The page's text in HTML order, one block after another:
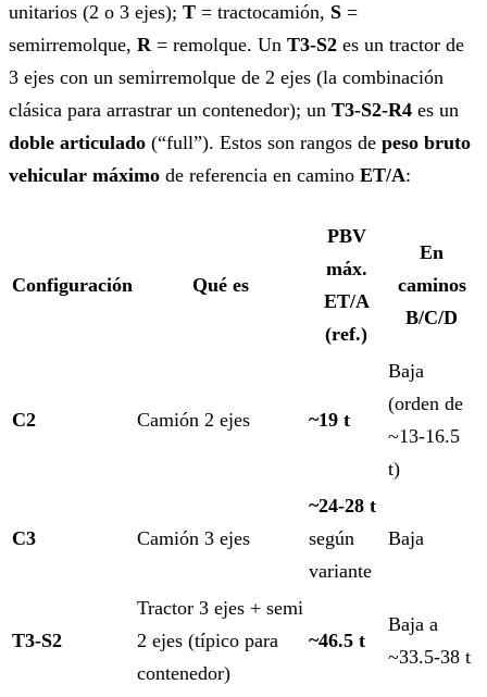
unitarios (2 o 3 ejes); T = tractocamión, S =
semirremolque, R= remolque. Un T3-S2 es un tractor de
3 ejes con un semirremolque de 2 ejes (la combinación
clásica para arrastrar un contenedor); un T3-S2-R4 es un
doble articulado (“full”). Estos son rangos de peso bruto
vehicular máximo de referencia en camino ET/A:
Configuración Qué es
PBV
máx.
ET/A
(ref.)
En
caminos
B/C/D
C2 Camión 2 ejes ~19 t
Baja
(orden de
~13-16.5
t)
C3 Camión 3 ejes
~24-28 t
según
variante
Baja
T3-S2
Tractor 3 ejes + semi
2 ejes (típico para
contenedor)
~46.5 t
Baja a
~33.5-38 t